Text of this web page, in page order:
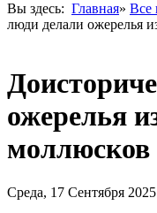
Вы здесь: Главная» Все
люди делали ожерелья
ожерелья
моллюсков
Среда, 17 Сентября 2025